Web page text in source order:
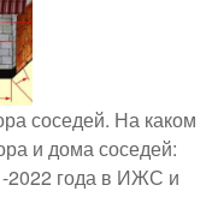
соседей. На каком
и дома соседей:
2022 года в ИЖС и